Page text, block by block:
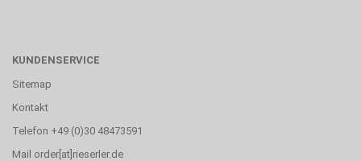
KUNDENSERVICE
Sitemap
Kontakt
Telefon +49 (0)30 48473591
Mail order[at]rieserler.de